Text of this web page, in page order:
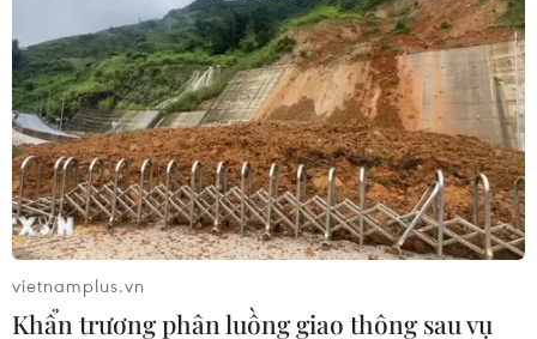
vietnamplus.vn
Khẩn trương phân luồng giao thông sau vụ